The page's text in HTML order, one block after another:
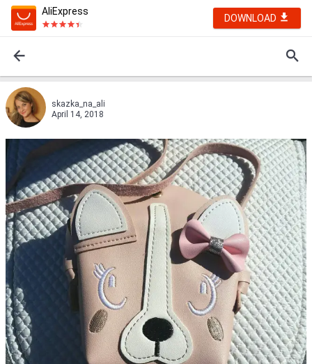
AliExpress
DOWNLOAD
skazka_na_ali
April 14, 2018